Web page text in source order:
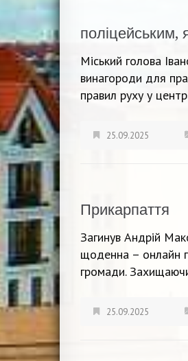
поліцейським,
Міський голова
винагороди для
правил руху у
25.09.2025
Прикарпаття
Загинув Андрій
щоденна – онлайн
громади.
25.09.2025